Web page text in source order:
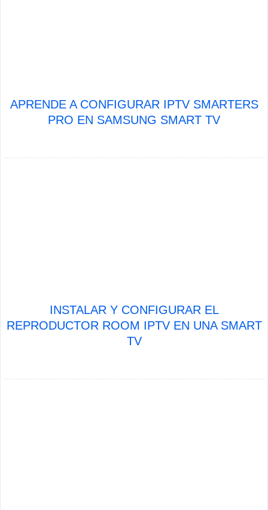
APRENDE A CONFIGURAR IPTV SMARTERS
PRO EN SAMSUNG SMART TV
INSTALAR Y CONFIGURAR EL
REPRODUCTOR ROOM IPTV EN UNA SMART
TV